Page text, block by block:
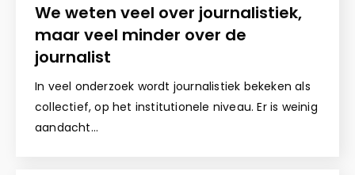
We weten veel over journalistiek,
maar veel minder over de
journalist
In veel onderzoek wordt journalistiek bekeken als
collectief, op het institutionele niveau. Er is weinig
aandacht…